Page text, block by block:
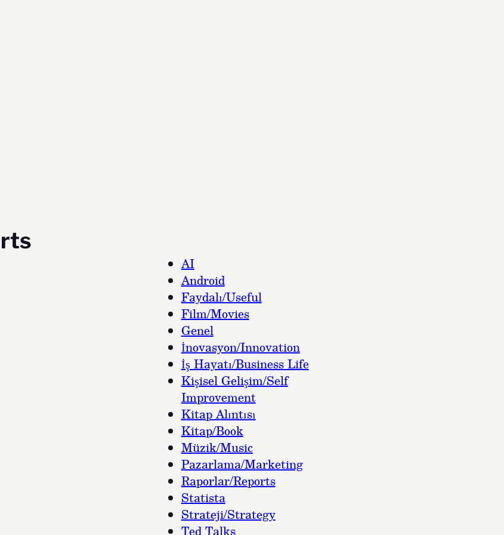
AI
Android
Faydalı/Useful
Film/Movies
Genel
İnovasyon/Innovation
İş Hayatı/Business Life
Kişisel Gelişim/Self
Improvement
Kitap Alıntısı
Kitap/Book
Müzik/Music
Pazarlama/Marketing
Raporlar/Reports
Statista
Strateji/Strategy
Ted Talks